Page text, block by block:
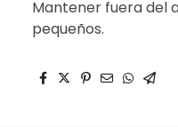
Mantener fuera del
pequeños.